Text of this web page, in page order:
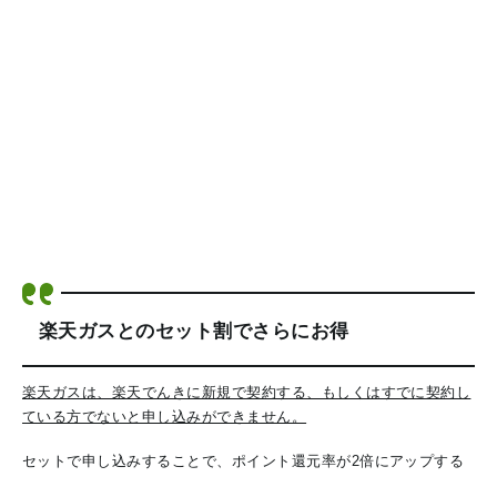
楽天ガスとのセット割でさらにお得
楽天ガスは、楽天でんきに新規で契約する、もしくはすでに契約し
ている方でないと申し込みができません。
セットで申し込みすることで、ポイント還元率が2倍にアップする